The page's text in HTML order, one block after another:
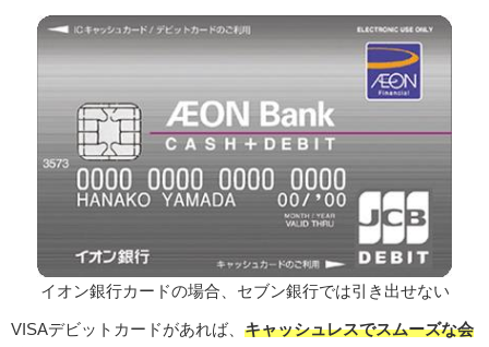
イオン銀行カードの場合、セブン銀行では引き出せない
VISAデビットカードがあれば、 キャッシュレスでスムーズな会